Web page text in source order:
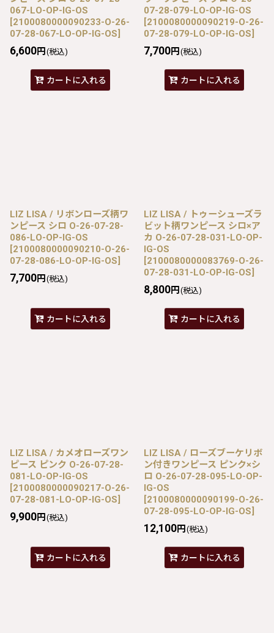
067-LO-OP-IG-OS
[2100080000090233-O-26-
07-28-067-LO-OP-IG-OS]
6,600円 (税込)
カートに入れる
07-28-079-LO-OP-IG-OS
[2100080000090219-O-26-
07-28-079-LO-OP-IG-OS]
7,700円 (税込)
カートに入れる
LIZ LISA / リボンローズ柄ワ
ンピース シロ O-26-07-28-
086-LO-OP-IG-OS
[2100080000090210-O-26-
07-28-086-LO-OP-IG-OS]
7,700円 (税込)
カートに入れる
LIZ LISA / トゥーシューズラ
ビット柄ワンピース シロ×ア
カ O-26-07-28-031-LO-OP-
IG-OS
[2100080000083769-O-26-
07-28-031-LO-OP-IG-OS]
8,800円 (税込)
カートに入れる
LIZ LISA / カメオローズワン
ピース ピンク O-26-07-28-
081-LO-OP-IG-OS
[2100080000090217-O-26-
07-28-081-LO-OP-IG-OS]
9,900円 (税込)
カートに入れる
LIZ LISA / ローズブーケリボ
ン付きワンピース ピンク×シ
ロ O-26-07-28-095-LO-OP-
IG-OS
[2100080000090199-O-26-
07-28-095-LO-OP-IG-OS]
12,100円 (税込)
カートに入れる